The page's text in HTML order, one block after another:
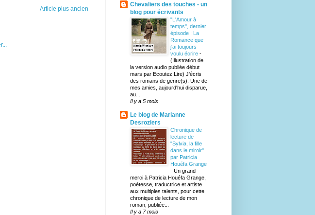
Article plus ancien
Chevaliers des touches - un
blog pour écrivants
"L'Amour à
temps", dernier
épisode : La
Romance que
j'ai toujours
voulu écrire -
(Illustration de
la version audio publiée début
mars par Ecoutez Lire) J'écris
des romans de genre(s). Une de
mes amies, aujourd'hui disparue,
au...
Il y a 5 mois
Le blog de Marianne
Desroziers
Chronique de
lecture de
"Sylvia, la fille
dans le miroir"
par Patricia
Houéfa Grange
- Un grand
merci à Patricia Houéfa Grange,
poétesse, traductrice et artiste
aux multiples talents, pour cette
chronique de lecture de mon
roman, publiée...
Il y a 7 mois